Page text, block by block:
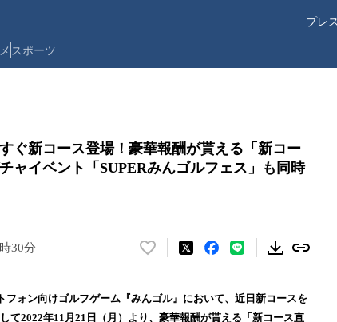
プレ
スポーツ
ぐ新コース登場！豪華報酬が貰える「新コー
ャイベント「SUPERみんゴルフェス」も同時
30分
い
！
ォン向けゴルフゲーム『みんゴル』において、近日新コースを
て2022年11月21日（月）より、豪華報酬が貰える「新コース直